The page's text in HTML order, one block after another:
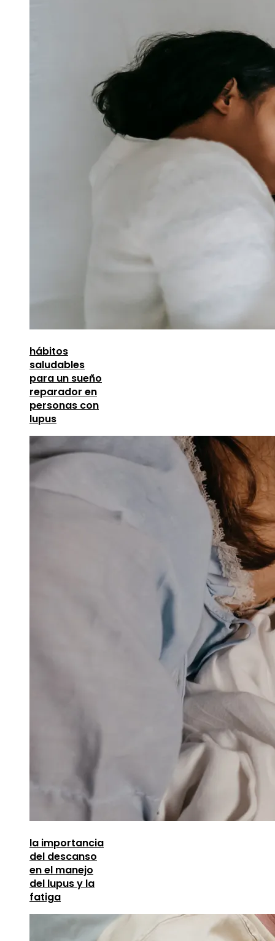
hábitos
saludables
para un sueño
reparador en
personas con
lupus
la importancia
del descanso
en el manejo
del lupus y la
fatiga